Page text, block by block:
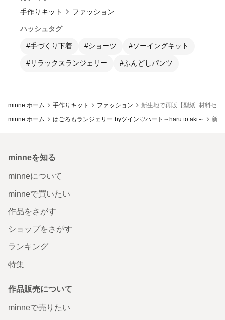
手作りキット
ファッション
ハッシュタグ
#手づくり下着 #ショーツ #ソーイングキット
#リラックスランジェリー #ふんどしパンツ
minne ホーム 手作りキット ファッション
新生地で再販【型紙+材料セ
minne ホーム
はごろもランジェリー byツイン♡ハート～haru to aki～ 新
minneを知る
minneについて
minneで買いたい
作品をさがす
ショップをさがす
ランキング
特集
作品販売について
minneで売りたい